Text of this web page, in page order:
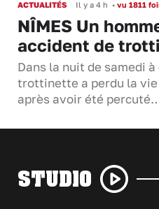
ACTUALITÉS Il y a 4 h • vu 1811
NÎMES Un
accident de
Dans la nuit de samedi
trottinette a perdu la vie
après avoir été
STUDIO